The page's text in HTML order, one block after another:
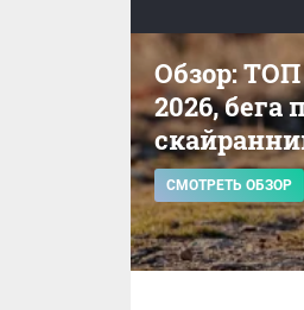
Обзор:
2026, бега
СМОТРЕТЬ ОБЗОР